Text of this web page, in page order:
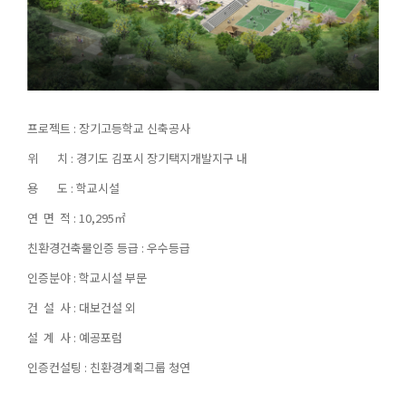
프로젝트 : 장기고등학교 신축공사
위 치 : 경기도 김포시 장기택지개발지구 내
용 도 : 학교시설
연 면 적 : 10,295㎡
친환경건축물인증 등급 : 우수등급
인증분야 : 학교시설 부문
건 설 사 : 대보건설 외
설 계 사 : 예공포럼
인증컨설팅 : 친환경계획그룹 청연